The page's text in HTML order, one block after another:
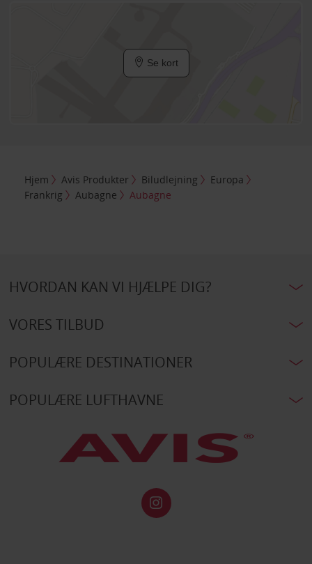
Se kort
Hjem Avis Produkter Biludlejning
Europa
Frankrig
Aubagne Aubagne
HVORDAN KAN VI HJÆLPE DIG?
VORES TILBUD
POPULÆRE DESTINATIONER
POPULÆRE LUFTHAVNE